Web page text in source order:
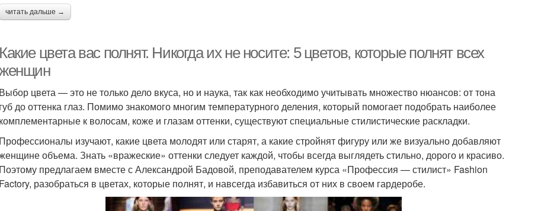
читать дальше →
Какие цвета вас полнят. Никогда их не носите: 5 цветов, которые полнят всех
Выбор цвета — это не только дело вкуса, но и наука, так как необходимо учитывать множество нюансов: от тона
губ до оттенка глаз. Помимо знакомого многим температурного деления, который помогает подобрать наиболее
комплементарные к волосам, коже и глазам оттенки, существуют специальные стилистические раскладки.
Профессионалы изучают, какие цвета молодят или старят, а какие стройнят фигуру или же визуально добавляют
объема. Знать «вражеские» оттенки следует каждой, чтобы всегда выглядеть стильно, дорого и красиво.
Поэтому предлагаем вместе с Александрой Бадовой, преподавателем курса «Профессия — стилист» Fashion
Factory, разобраться в цветах, которые полнят, и навсегда избавиться от них в своем гардеробе.